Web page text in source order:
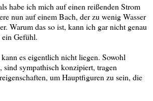
habe ich mich auf einen reißenden Strom
nun auf einem Bach, der zu wenig Wasser
Warum das so ist, kann ich gar nicht genau
ein Gefühl.
es eigentlich nicht liegen. Sowohl
sind sympathisch konzipiert, tragen
um Hauptfiguren zu sein, die